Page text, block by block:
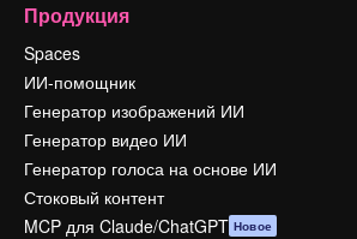
Продукция
Spaces
ИИ-помощник
Генератор изображений ИИ
Генератор видео ИИ
Генератор голоса на основе ИИ
Стоковый контент
MCP для Claude/ChatGPT Новое